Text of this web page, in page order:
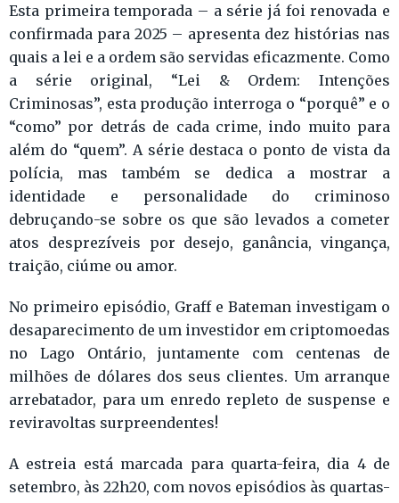
Esta primeira temporada – a série já foi renovada e
confirmada para 2025 – apresenta dez histórias nas
quais a lei e a ordem são servidas eficazmente. Como
a série original, “Lei & Ordem: Intenções
Criminosas”, esta produção interroga o “porquê” e o
“como” por detrás de cada crime, indo muito para
além do “quem”. A série destaca o ponto de vista da
polícia, mas também se dedica a mostrar a
identidade e personalidade do criminoso
debruçando-se sobre os que são levados a cometer
atos desprezíveis por desejo, ganância, vingança,
traição, ciúme ou amor.
No primeiro episódio, Graff e Bateman investigam o
desaparecimento de um investidor em criptomoedas
no Lago Ontário, juntamente com centenas de
milhões de dólares dos seus clientes. Um arranque
arrebatador, para um enredo repleto de suspense e
reviravoltas surpreendentes!
A estreia está marcada para quarta-feira, dia 4 de
setembro, às 22h20, com novos episódios às quartas-